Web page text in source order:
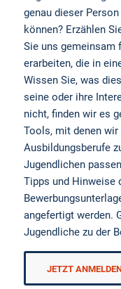
genau dieser
können? Erzählen
Sie uns gemeinsam
erarbeiten, die in
Wissen Sie, was
seine oder ihre
nicht, finden wir es
Tools, mit denen
Ausbildungsberufe
Jugendlichen
Tipps und Hinweise
angefertigt werden.
Jugendliche zu der
JETZT